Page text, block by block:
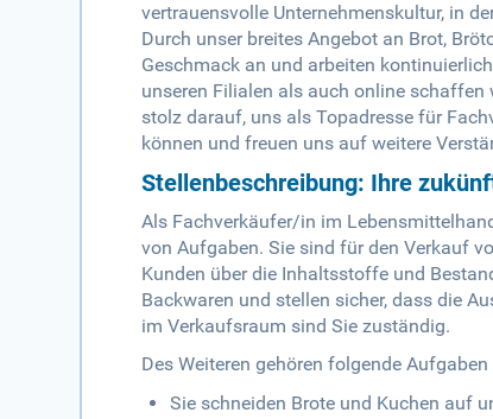
vertrauensvolle Unternehmenskultur, in
Durch unser breites Angebot an Brot,
Geschmack an und arbeiten
unseren Filialen als auch online
stolz darauf, uns als Topadresse für
können und freuen uns auf weitere
Stellenbeschreibung: Ihre
Als Fachverkäufer/in im
von Aufgaben. Sie sind für den Verkauf
Kunden über die Inhaltsstoffe und
Backwaren und stellen sicher, dass die
im Verkaufsraum sind Sie zuständig.
Des Weiteren gehören folgende
Sie schneiden Brote und Kuchen auf